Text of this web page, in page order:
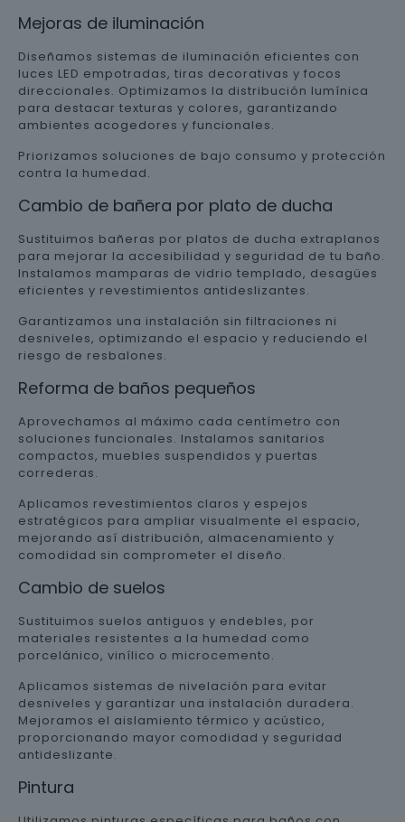
Mejoras de iluminación
Diseñamos sistemas de iluminación eficientes con
luces LED empotradas, tiras decorativas y focos
direccionales. Optimizamos la distribución lumínica
para destacar texturas y colores, garantizando
ambientes acogedores y funcionales.
Priorizamos soluciones de bajo consumo y protección
contra la humedad.
Cambio de bañera por plato de ducha
Sustituimos bañeras por platos de ducha extraplanos
para mejorar la accesibilidad y seguridad de tu baño.
Instalamos mamparas de vidrio templado, desagües
eficientes y revestimientos antideslizantes.
Garantizamos una instalación sin filtraciones ni
desniveles, optimizando el espacio y reduciendo el
riesgo de resbalones.
Reforma de baños pequeños
Aprovechamos al máximo cada centímetro con
soluciones funcionales. Instalamos sanitarios
compactos, muebles suspendidos y puertas
correderas.
Aplicamos revestimientos claros y espejos
estratégicos para ampliar visualmente el espacio,
mejorando así distribución, almacenamiento y
comodidad sin comprometer el diseño.
Cambio de suelos
Sustituimos suelos antiguos y endebles, por
materiales resistentes a la humedad como
porcelánico, vinílico o microcemento.
Aplicamos sistemas de nivelación para evitar
desniveles y garantizar una instalación duradera.
Mejoramos el aislamiento térmico y acústico,
proporcionando mayor comodidad y seguridad
antideslizante.
Pintura